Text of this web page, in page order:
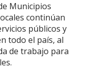
Municipios
continúan
públicos y
todo el país, al
de trabajo para